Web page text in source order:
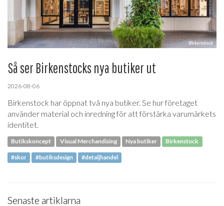
Så ser Birkenstocks nya butiker ut
2026-08-06
Birkenstock har öppnat två nya butiker. Se hur företaget
använder material och inredning för att förstärka varumärkets
identitet.
Butikskoncept Visual Merchandising Nya butiker Birkenstock
#skor #butiksdesign #detaljhandel
Senaste artiklarna